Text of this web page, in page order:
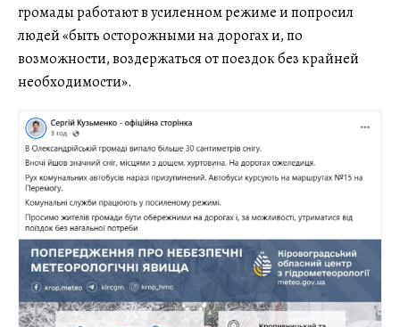
громады работают в усиленном режиме и попросил
людей «быть осторожными на дорогах и, по
возможности, воздержаться от поездок без крайней
необходимости».